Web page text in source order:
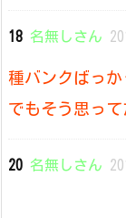
18 名無しさん
種バンクばっ
でもそう思っ
20 名無しさん